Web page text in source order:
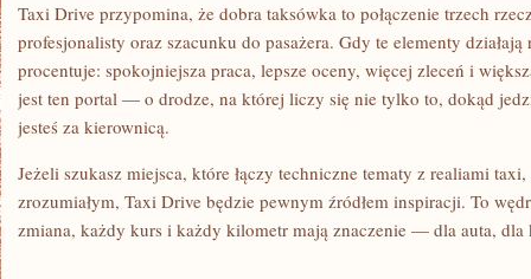
Taxi Drive przypomina, że dobra taksówka to połączenie trzech
profesjonalisty oraz szacunku do pasażera. Gdy te elementy
procentuje: spokojniejsza praca, lepsze oceny, więcej zleceń i
jest ten portal — o drodze, na której liczy się nie tylko to, dokąd
jesteś za kierownicą.
Jeżeli szukasz miejsca, które łączy techniczne tematy z realiami
zrozumiałym, Taxi Drive będzie pewnym źródłem inspiracji. To
zmiana, każdy kurs i każdy kilometr mają znaczenie — dla auta, dla